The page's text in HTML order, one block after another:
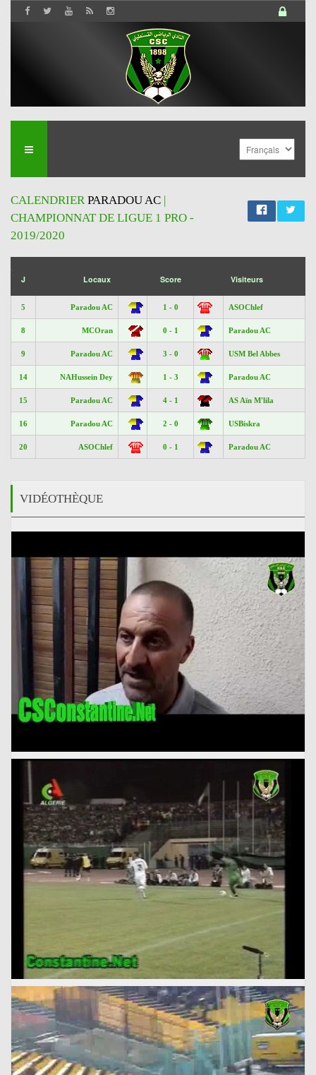
CALENDRIERPARADOU AC |
CHAMPIONNAT DE LIGUE 1 PRO -
2019/2020
J Locaux Score Visiteurs
5 Paradou AC 1 - 0 ASOChlef
8 MCOran 0 - 1 Paradou AC
9 Paradou AC 3 - 0 USM Bel Abbes
14 NAHussein Dey 1 - 3 Paradou AC
15 Paradou AC 4 - 1 AS Aïn M'lila
16 Paradou AC 2 - 0 USBiskra
20 ASOChlef 0 - 1 Paradou AC
VIDÉOTHÈQUE